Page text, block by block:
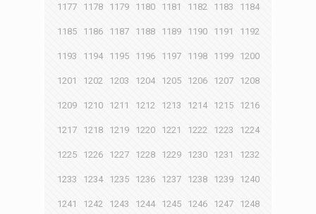
1177 1178 1179 1180 1181 1182 1183 1184
1185 1186 1187 1188 1189 1190 1191 1192
1193 1194 1195 1196 1197 1198 1199 1200
1201 1202 1203 1204 1205 1206 1207 1208
1209 1210 1211 1212 1213 1214 1215 1216
1217 1218 1219 1220 1221 1222 1223 1224
1225 1226 1227 1228 1229 1230 1231 1232
1233 1234 1235 1236 1237 1238 1239 1240
1241 1242 1243 1244 1245 1246 1247 1248